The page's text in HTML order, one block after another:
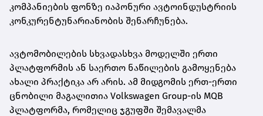
კომპანიების ფონზე იაპონური ავტოინდუსტრიის
კონკურენტუნარიანობის შენარჩუნება.
ავტომობილების სხვადასხვა მოდელში ერთი
პლატფორმის ან საერთო ნაწილების გამოყენება
ახალი პრაქტიკა არ არის. ამ მიდგომის ერთ-ერთი
ცნობილი მაგალითია Volkswagen Group-ის MQB
პლატფორმა, რომელიც ჯგუფში შემავალმა